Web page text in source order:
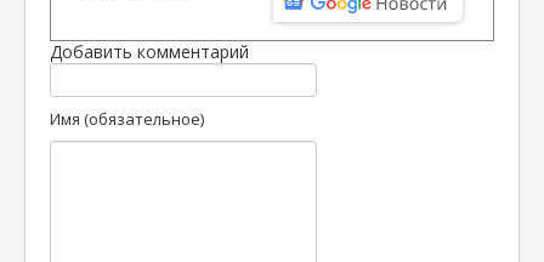
Добавить комментарий
Имя (обязательное)